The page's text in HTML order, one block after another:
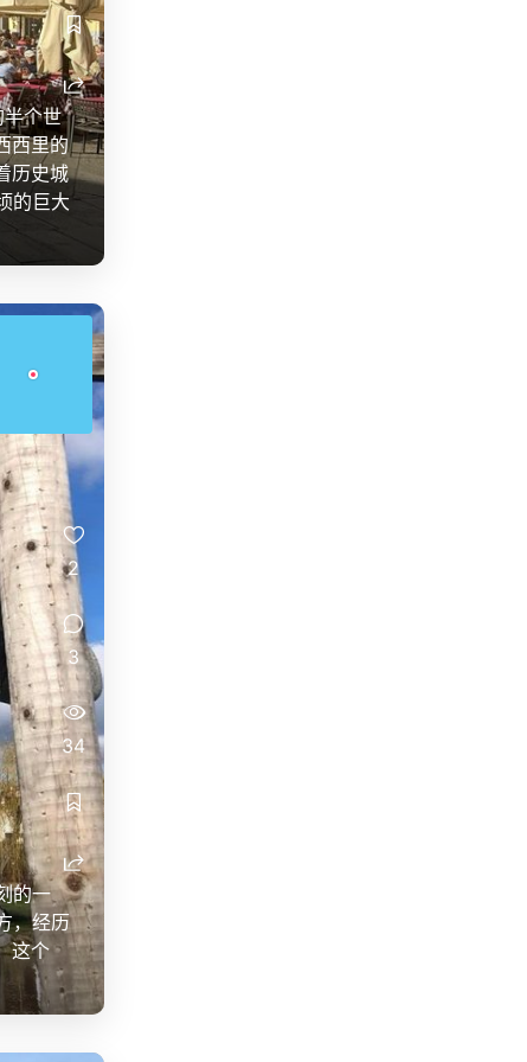
个世
西里的
历史城
的巨大
的一
，经历
这个
2
3
34